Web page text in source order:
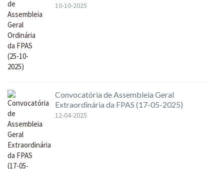
10-10-2025
Convocatória de Assembleia Geral
Extraordinária da FPAS (17-05-2025)
12-04-2025